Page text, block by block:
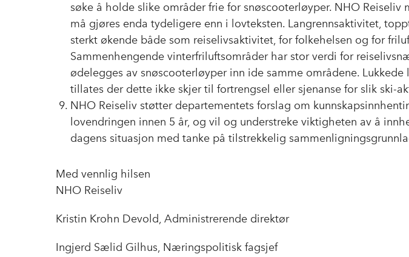
søke å holde slike områder frie for snøscooterløyper. NHO Reiseliv
må gjøres enda tydeligere enn i lovteksten. Langrennsaktivitet,
sterkt økende både som reiselivsaktivitet, for folkehelsen og for
Sammenhengende vinterfriluftsområder har stor verdi for
ødelegges av snøscooterløyper inn ide samme områdene. Lukkede
tillates der dette ikke skjer til fortrengsel eller sjenanse for slik ski-
NHO Reiseliv støtter departementets forslag om
lovendringen innen 5 år, og vil og understreke viktigheten av å
dagens situasjon med tanke på tilstrekkelig
Med vennlig hilsen
NHO Reiseliv
Kristin Krohn Devold, Administrerende direktør
Ingjerd Sælid Gilhus, Næringspolitisk fagsjef